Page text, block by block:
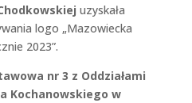
uzyskała
logo „Mazowiecka
2023”.
nr 3 z Oddziałami
Kochanowskiego w